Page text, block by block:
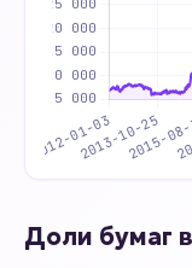
Доли бумаг